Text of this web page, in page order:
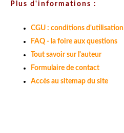
Plus d'informations :
CGU : conditions d'utilisation
FAQ - la foire aux questions
Tout savoir sur l'auteur
Formulaire de contact
Accès au sitemap du site